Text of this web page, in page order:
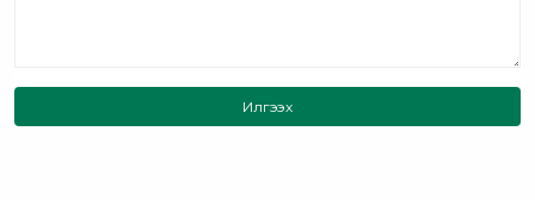
Илгээх